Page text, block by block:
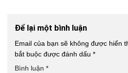
Để lại một bình luận
Email của bạn sẽ không được hiển
bắt buộc được đánh dấu *
Bình luận *